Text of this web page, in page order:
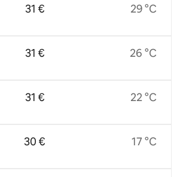
31 €
31 €
31 €
30 €
29 °C
26 °C
22 °C
17 °C